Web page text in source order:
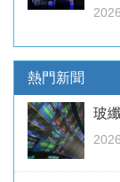
熱門新聞
玻